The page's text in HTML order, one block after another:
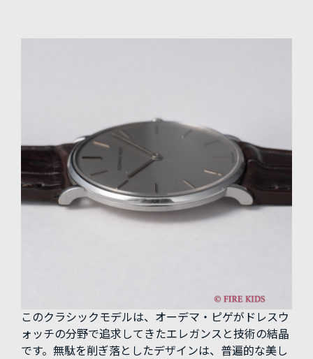
このクラシックモデルは、オーデマ・ピゲがドレスウ
ォッチの分野で追求してきたエレガンスと技術の結晶
です。無駄を削ぎ落としたデザインは、普遍的な美し